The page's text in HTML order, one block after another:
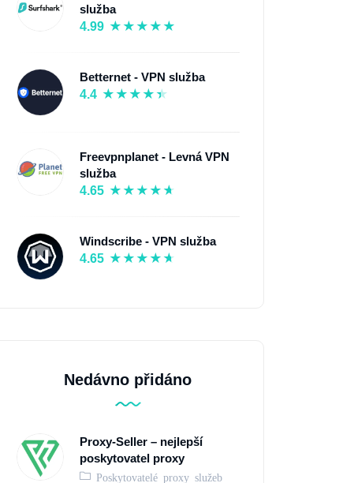
služba
4.99
Betternet - VPN služba
4.4
Freevpnplanet - Levná VPN
služba
4.65
Windscribe - VPN služba
4.65
Nedávno přidáno
Proxy-Seller – nejlepší
poskytovatel proxy
Poskytovatelé proxy služeb